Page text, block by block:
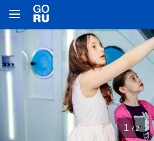
1 / 2